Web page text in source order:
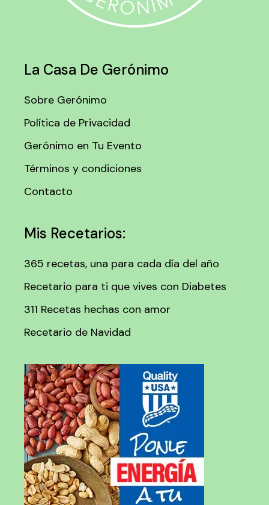
La Casa De Gerónimo
Sobre Gerónimo
Política de Privacidad
Gerónimo en Tu Evento
Términos y condiciones
Contacto
Mis Recetarios:
365 recetas, una para cada día del año
Recetario para ti que vives con Diabetes
311 Recetas hechas con amor
Recetario de Navidad